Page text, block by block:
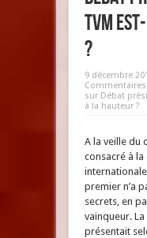
TVM
?
9 décembre
sur Débat
à la hauteur ?
A la veille du
consacré à
premier n’a
secrets, en
vainqueur.
présentait